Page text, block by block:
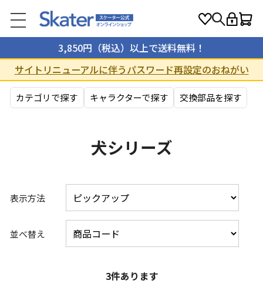
3,850円（税込）以上で送料無料！
サイトリニューアルに伴うパスワード再設定のおねがい
カテゴリで探す キャラクターで探す 交換部品を探す
犬シリーズ
表示方法
並べ替え
3件あります